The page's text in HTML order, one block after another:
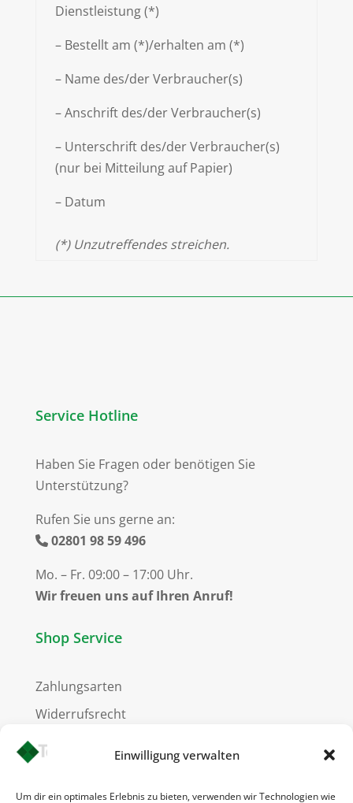
Einwilligung verwalten
Um dir ein optimales Erlebnis zu bieten, verwenden wir Technologien wie
Dienstleistung (*)
– Bestellt am (*)/erhalten am (*)
– Name des/der Verbraucher(s)
– Anschrift des/der Verbraucher(s)
– Unterschrift des/der Verbraucher(s)
(nur bei Mitteilung auf Papier)
– Datum
(*) Unzutreffendes streichen.
Service Hotline
Haben Sie Fragen oder benötigen Sie
Unterstützung?
Rufen Sie uns gerne an:
02801 98 59 496
Mo. – Fr. 09:00 – 17:00 Uhr.
Wir freuen uns auf Ihren Anruf!
Shop Service
Zahlungsarten
Widerrufsrecht
Versandkosten